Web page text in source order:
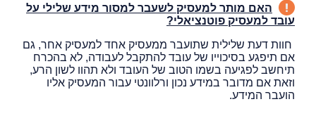
האם מותר למעסיק לשעבר למסור מידע שלילי על
עובד למעסיק פוטנציאלי?
חוות דעת שלילית שתועבר ממעסיק אחד למעסיק אחר, גם
אם תיפגע בסיכוייו של עובד להתקבל לעבודה, לא בהכרח
תיחשב לפגיעה בשמו הטוב של העובד ולא תהוו לשון הרע,
וזאת אם מדובר במידע נכון ורלוונטי עבור המעסיק אליו
הועבר המידע.